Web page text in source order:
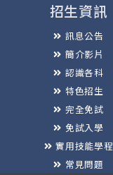
招生資訊
訊息公告
簡介影片
認識各科
特色招生
完全免試
免試入學
實用技能學程
常見問題